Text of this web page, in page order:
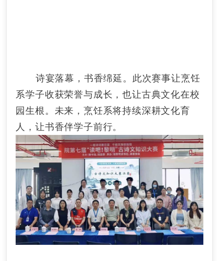
诗宴落幕，书香绵延。此次赛事让烹饪
系学子收获荣誉与成长，也让古典文化在校
园生根。未来，烹饪系将持续深耕文化育
人，让书香伴学子前行。